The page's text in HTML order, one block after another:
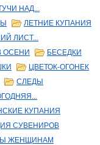
НАД...
ЛЕТНИЕ КУПАНИЯ
ЛИСТ...
ОСЕНИ
БЕСЕДКИ
ЦВЕТОК-ОГОНЕК
СЛЕДЫ
КУПАНИЯ
СУВЕНИРОВ
ЖЕНЩИНАМ